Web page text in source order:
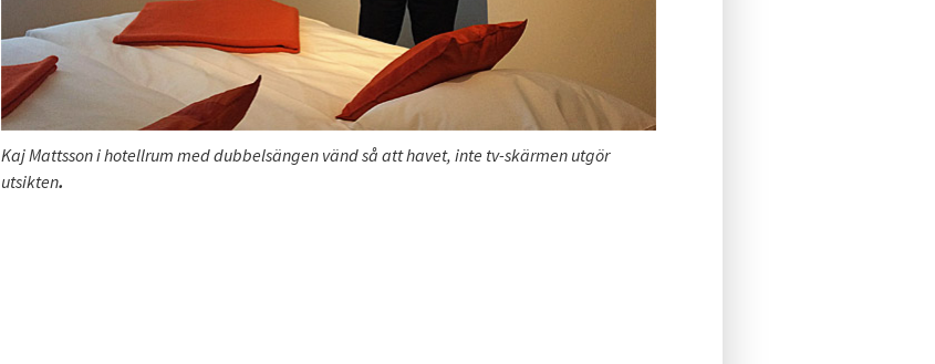
Kaj Mattsson i hotellrum med dubbelsängen vänd så att havet, inte tv-skärmen utgör
utsikten.